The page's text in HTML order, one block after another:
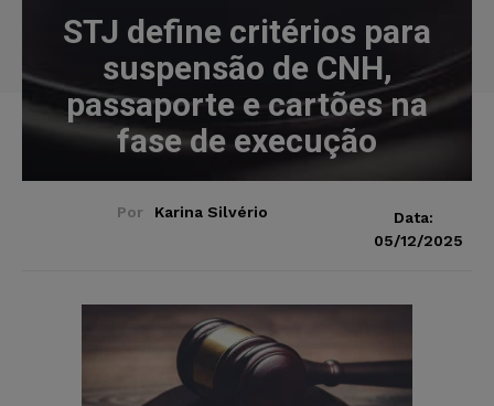
STJ define critérios para
suspensão de CNH,
passaporte e cartões na
fase de execução
Por Karina Silvério
Data:
05/12/2025